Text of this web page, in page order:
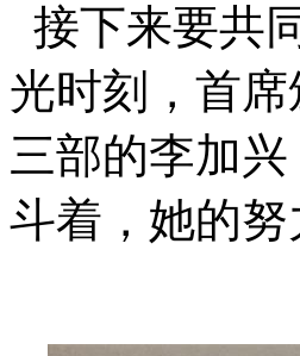
接下来要共
光时刻，首
三部的李加
斗着，她的